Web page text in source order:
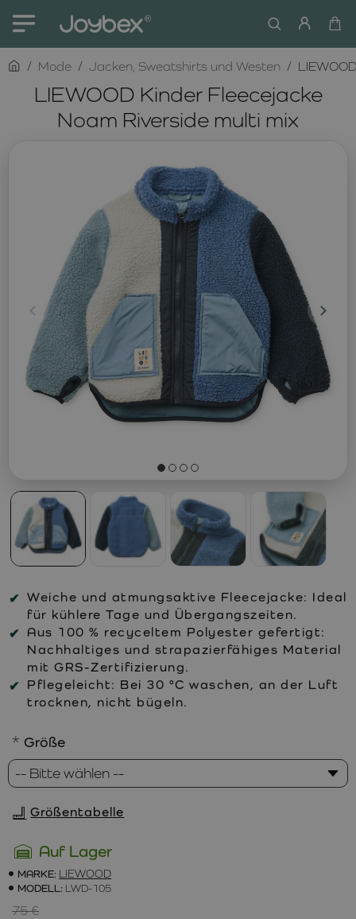
LIEWOOD Kinder Fleecejacke
Noam Riverside multi mix
homeMode Jacken, Sweatshirts und Westen
Weiche und atmungsaktive Fleecejacke: Ideal
für kühlere Tage und Übergangszeiten.
Aus 100 % recyceltem Polyester gefertigt:
Nachhaltiges und strapazierfähiges Material
mit GRS-Zertifizierung.
Pflegeleicht: Bei 30 °C waschen, an der Luft
trocknen, nicht bügeln.
Auf Lager
MARKE: LIEWOOD
MODELL: LWD-105
75 €
Größe
Größentabelle